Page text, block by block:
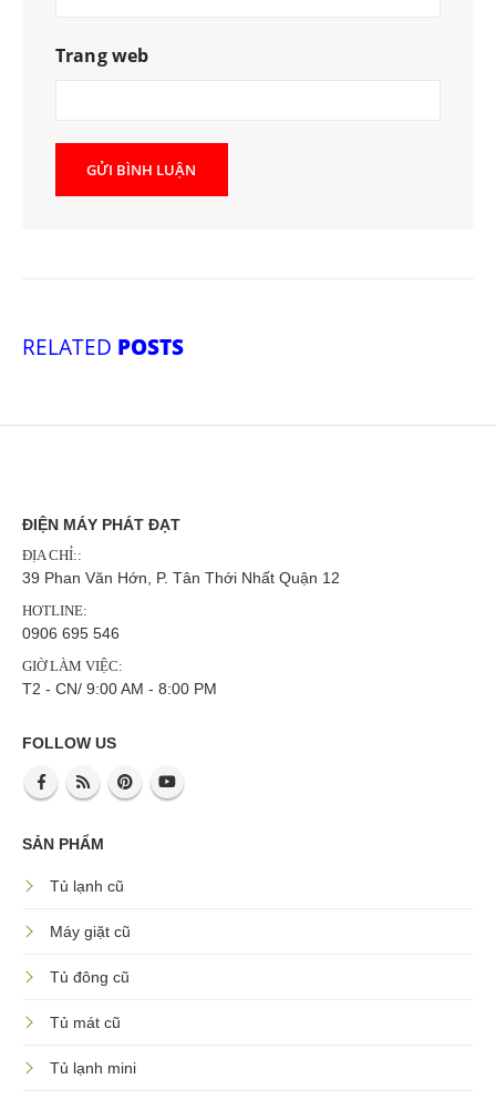
Trang web
RELATED POSTS
ĐIỆN MÁY PHÁT ĐẠT
ĐỊA CHỈ::
39 Phan Văn Hớn, P. Tân Thới Nhất Quận 12
HOTLINE:
0906 695 546
GIỜ LÀM VIỆC:
T2 - CN/ 9:00 AM - 8:00 PM
FOLLOW US
SẢN PHẨM
Tủ lạnh cũ
Máy giặt cũ
Tủ đông cũ
Tủ mát cũ
Tủ lạnh mini